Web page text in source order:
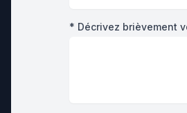
* Décrivez brièvement